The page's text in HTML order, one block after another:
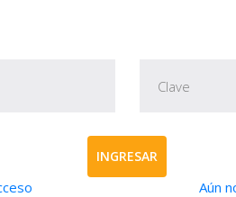
INGRESAR
Aún